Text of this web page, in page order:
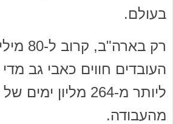
בעולם.
רק
העובדים חווים כאבי גב
ליותר מ-264 מליון
מהעבודה.